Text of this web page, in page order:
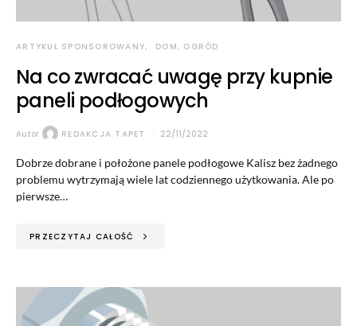
ARTYKUŁ SPONSOROWANY DOM, OGRÓD
Na co zwracać uwagę przy kupnie
paneli podłogowych
Autor REDAKCJA TAPET 22/11/2022
Dobrze dobrane i położone panele podłogowe Kalisz bez żadnego
problemu wytrzymają wiele lat codziennego użytkowania. Ale po
pierwsze…
PRZECZYTAJ CAŁOŚĆ